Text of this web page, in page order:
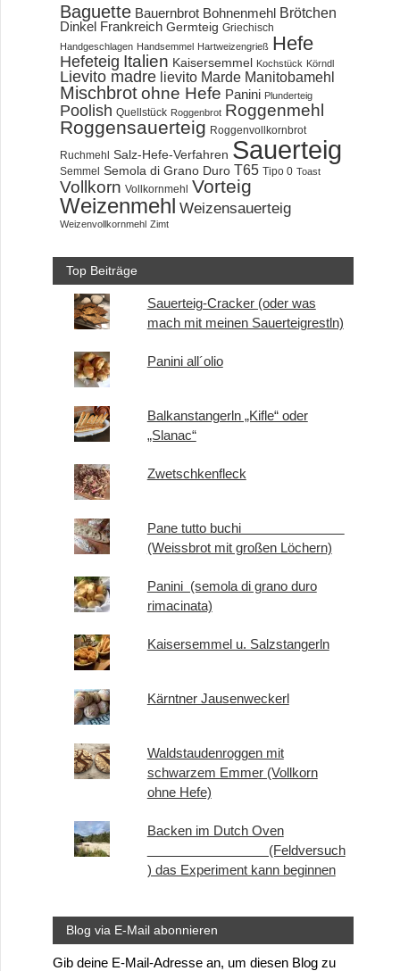
Baguette Bauernbrot Bohnenmehl Brötchen
Dinkel Frankreich Germteig Griechisch
Handgeschlagen Handsemmel Hartweizengrieß Hefe
Hefeteig Italien Kaisersemmel Kochstück Körndl
Lievito madre lievito Marde Manitobamehl
Mischbrot ohne Hefe Panini Plunderteig
Poolish Quellstück Roggenbrot Roggenmehl
Roggensauerteig Roggenvollkornbrot
Ruchmehl Salz-Hefe-Verfahren Sauerteig
Semmel Semola di Grano Duro T65 Tipo 0 Toast
Vollkorn Vollkornmehl Vorteig
Weizenmehl Weizensauerteig
Weizenvollkornmehl Zimt
Top Beiträge
Sauerteig-Cracker (oder was
mach mit meinen Sauerteigrestln)
Panini all´olio
Balkanstangerln „Kifle“ oder
„Slanac“
Zwetschkenfleck
Pane tutto buchi
(Weissbrot mit großen Löchern)
Panini (semola di grano duro
rimacinata)
Kaisersemmel u. Salzstangerln
Kärntner Jausenweckerl
Waldstaudenroggen mit
schwarzem Emmer (Vollkorn
ohne Hefe)
Backen im Dutch Oven
(Feldversuch
) das Experiment kann beginnen
Blog via E-Mail abonnieren
Gib deine E-Mail-Adresse an, um diesen Blog zu